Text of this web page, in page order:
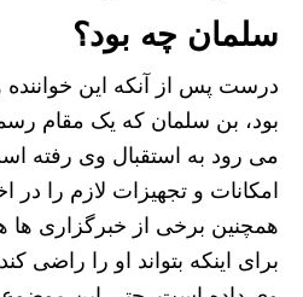
سلمان چه بود؟
درست پس از آنکه این
بود، بن سلمان که یک مقام
می رود به استقبال وی رفته
امکانات و تجهیزات لازم را در
همچنین برخی از خبرگزاری
برای اینکه بتواند او را راضی